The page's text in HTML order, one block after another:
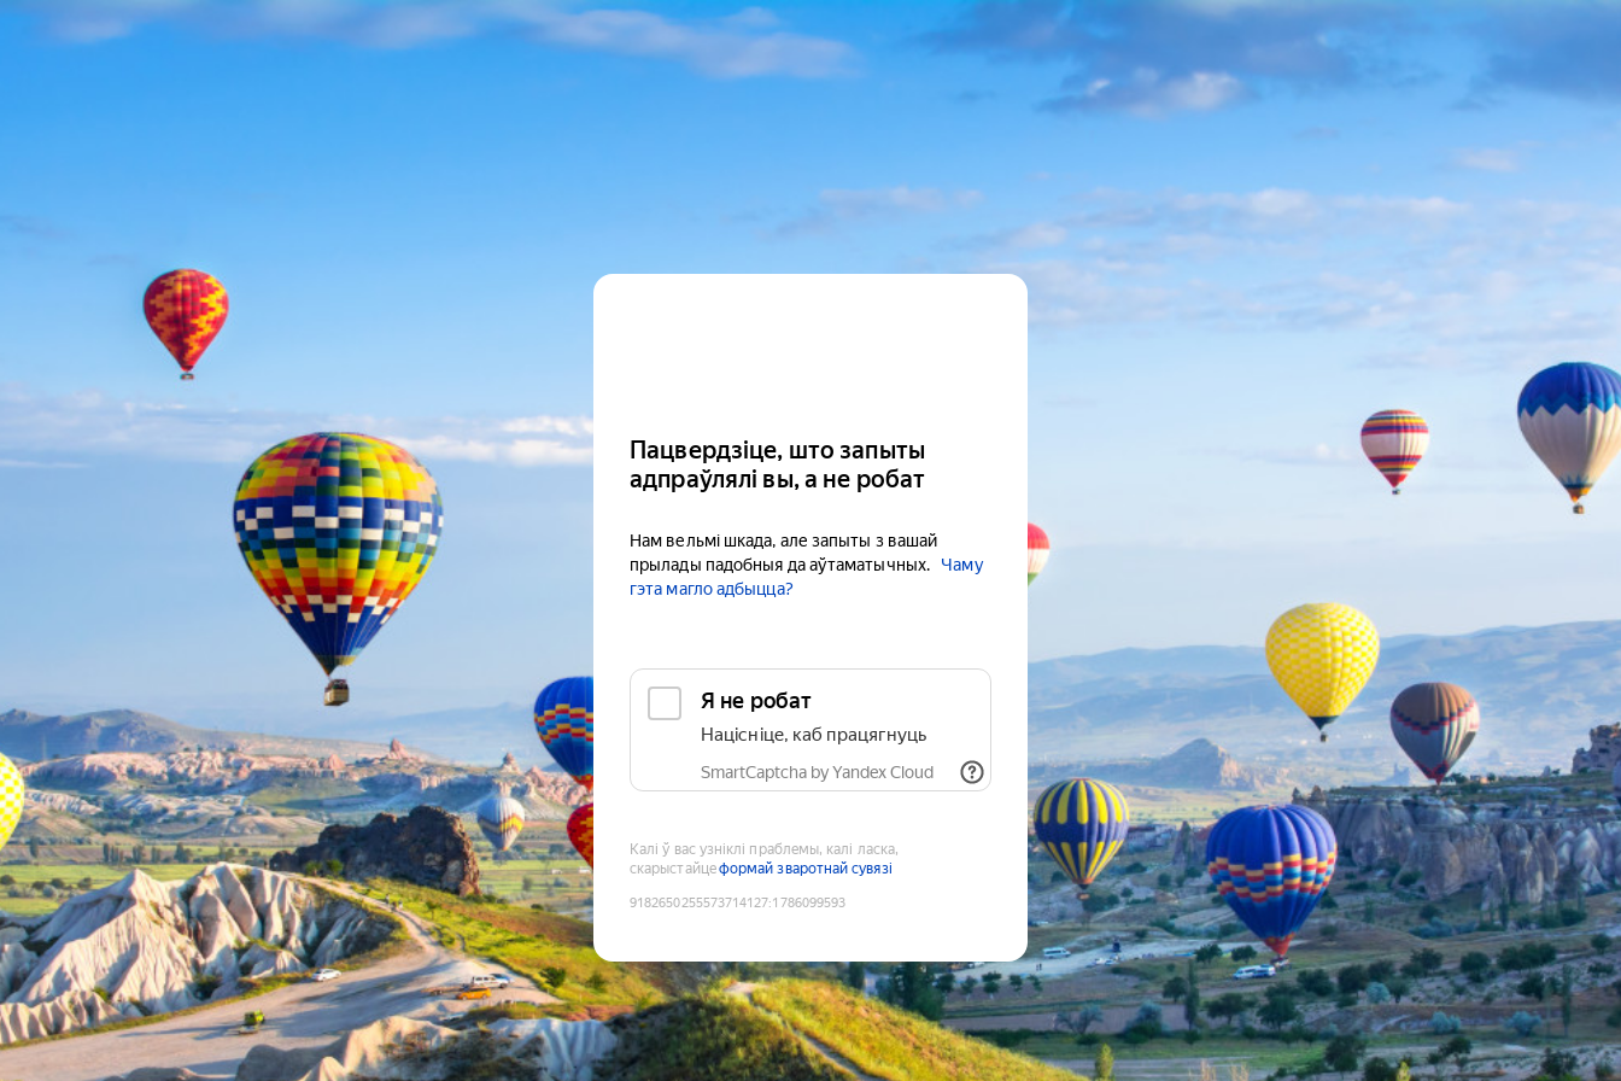
Пацвердзіце, што запыты
адпраўлялі вы, а не робат
Нам вельмі шкада, але запыты з вашай
прылады падобныя да аўтаматычных.
Чаму
гэта магло адбыцца?
Я не робат
Націсніце, каб працягнуць
SmartCaptcha by Yandex Cloud
Калі ў вас узніклі праблемы, калі ласка,
скарыстайцеформай зваротнай сувязі
9182650255573714127:1786099593